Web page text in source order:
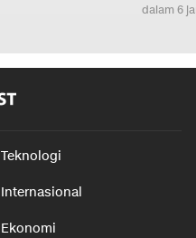
dalam 6
Teknologi
Internasional
Ekonomi